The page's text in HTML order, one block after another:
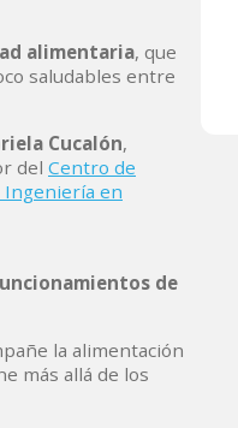
alimentaria, que
saludables entre
Cucalón,
del Centro de
Ingeniería en
de
la alimentación
más allá de los